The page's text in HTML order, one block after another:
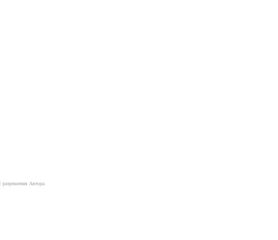
разрешения Автора.